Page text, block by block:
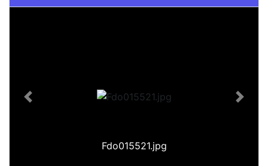
Fdo015521.jpg
Previous Next